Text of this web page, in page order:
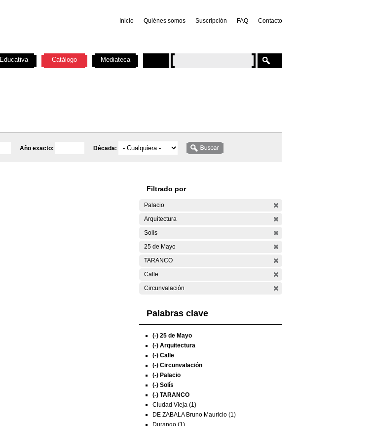
Inicio Quiénes somos Suscripción FAQ Contacto
Año exacto: Década:
Filtrado por
Palacio
Arquitectura
Solís
25 de Mayo
TARANCO
Calle
Circunvalación
Palabras clave
(-) 25 de Mayo
(-) Arquitectura
(-) Calle
(-) Circunvalación
(-) Palacio
(-) Solís
(-) TARANCO
Ciudad Vieja (1)
DE ZABALA Bruno Mauricio (1)
Durango (1)
Educativa Catálogo Mediateca